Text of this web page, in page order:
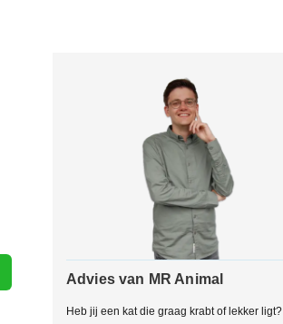
Advies van MR Animal
Heb jij een kat die graag krabt of lekker ligt?